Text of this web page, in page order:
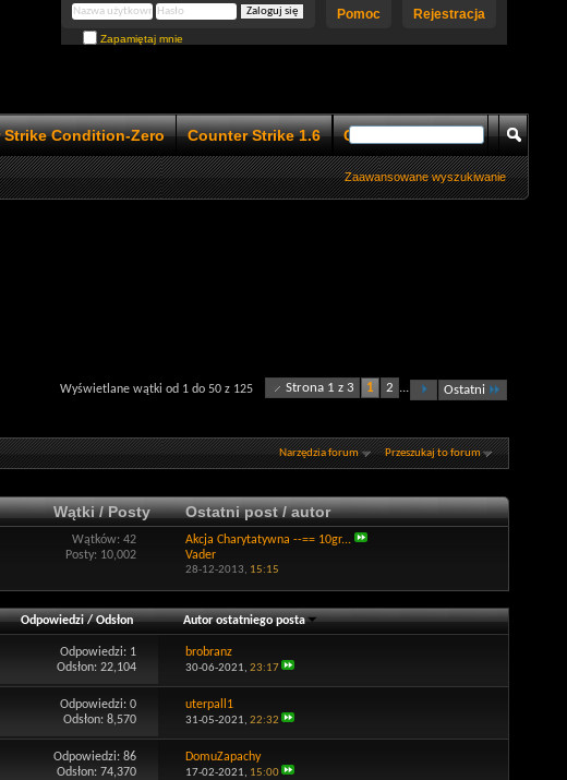
Rejestracja
Pomoc
Zapamiętaj mnie
Strike Condition-Zero Counter Strike 1.6 Counter Strike 1.5
Zaawansowane wyszukiwanie
Strona 1 z 3 1 2 ... Ostatni
Wyświetlane wątki od 1 do 50 z 125
Narzędzia forum Przeszukaj to forum
Wątki / Posty Ostatni post / autor
Wątków: 42
Posty: 10,002
Akcja Charytatywna --== 10gr...
Vader
28-12-2013, 15:15
Odpowiedzi/Odsłon Autor ostatniego posta
Odpowiedzi: 1
Odsłon: 22,104
brobranz
30-06-2021, 23:17
Odpowiedzi:0
Odsłon: 8,570
uterpall1
31-05-2021, 22:32
Odpowiedzi:86
Odsłon: 74,370
DomuZapachy
17-02-2021, 15:00